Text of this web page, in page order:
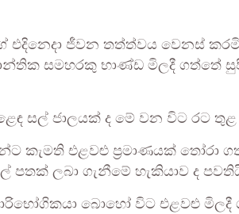
ජීවන තත්ත්වය වෙනස්
සමහරකු භාණ්ඩ මිලදී ගත්තේ
සල් ජාලයක් ද මේ වන විට රට තුළ
කැමති එළවළු ප්‍රමාණයක් තෝරා
පතක් ලබා ගැනීමේ හැකියාව ද
බොහෝ විට එළවළු මිලදී